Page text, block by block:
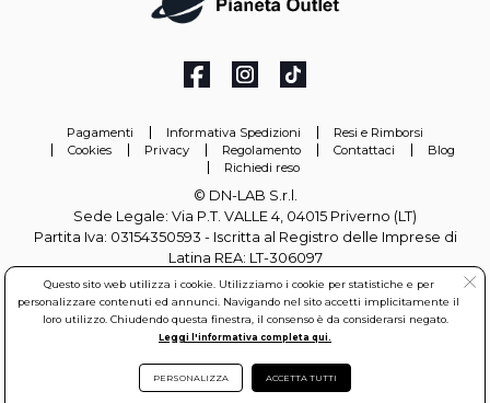
Pagamenti Informativa Spedizioni
Resi e Rimborsi
Cookies
Privacy Regolamento Contattaci
Blog
Richiedi reso
© DN-LAB S.r.l.
Sede Legale: Via P.T. VALLE 4, 04015 Priverno (LT)
Partita Iva: 03154350593 - Iscritta al Registro delle Imprese di
Latina REA: LT-306097
info@pianetaoutlet.it
Questo sito web utilizza i cookie. Utilizziamo i cookie per statistiche e per
personalizzare contenuti ed annunci. Navigando nel sito accetti implicitamente il
loro utilizzo. Chiudendo questa finestra, il consenso è da considerarsi negato.
Leggi l'informativa completa qui.
PERSONALIZZA ACCETTA TUTTI